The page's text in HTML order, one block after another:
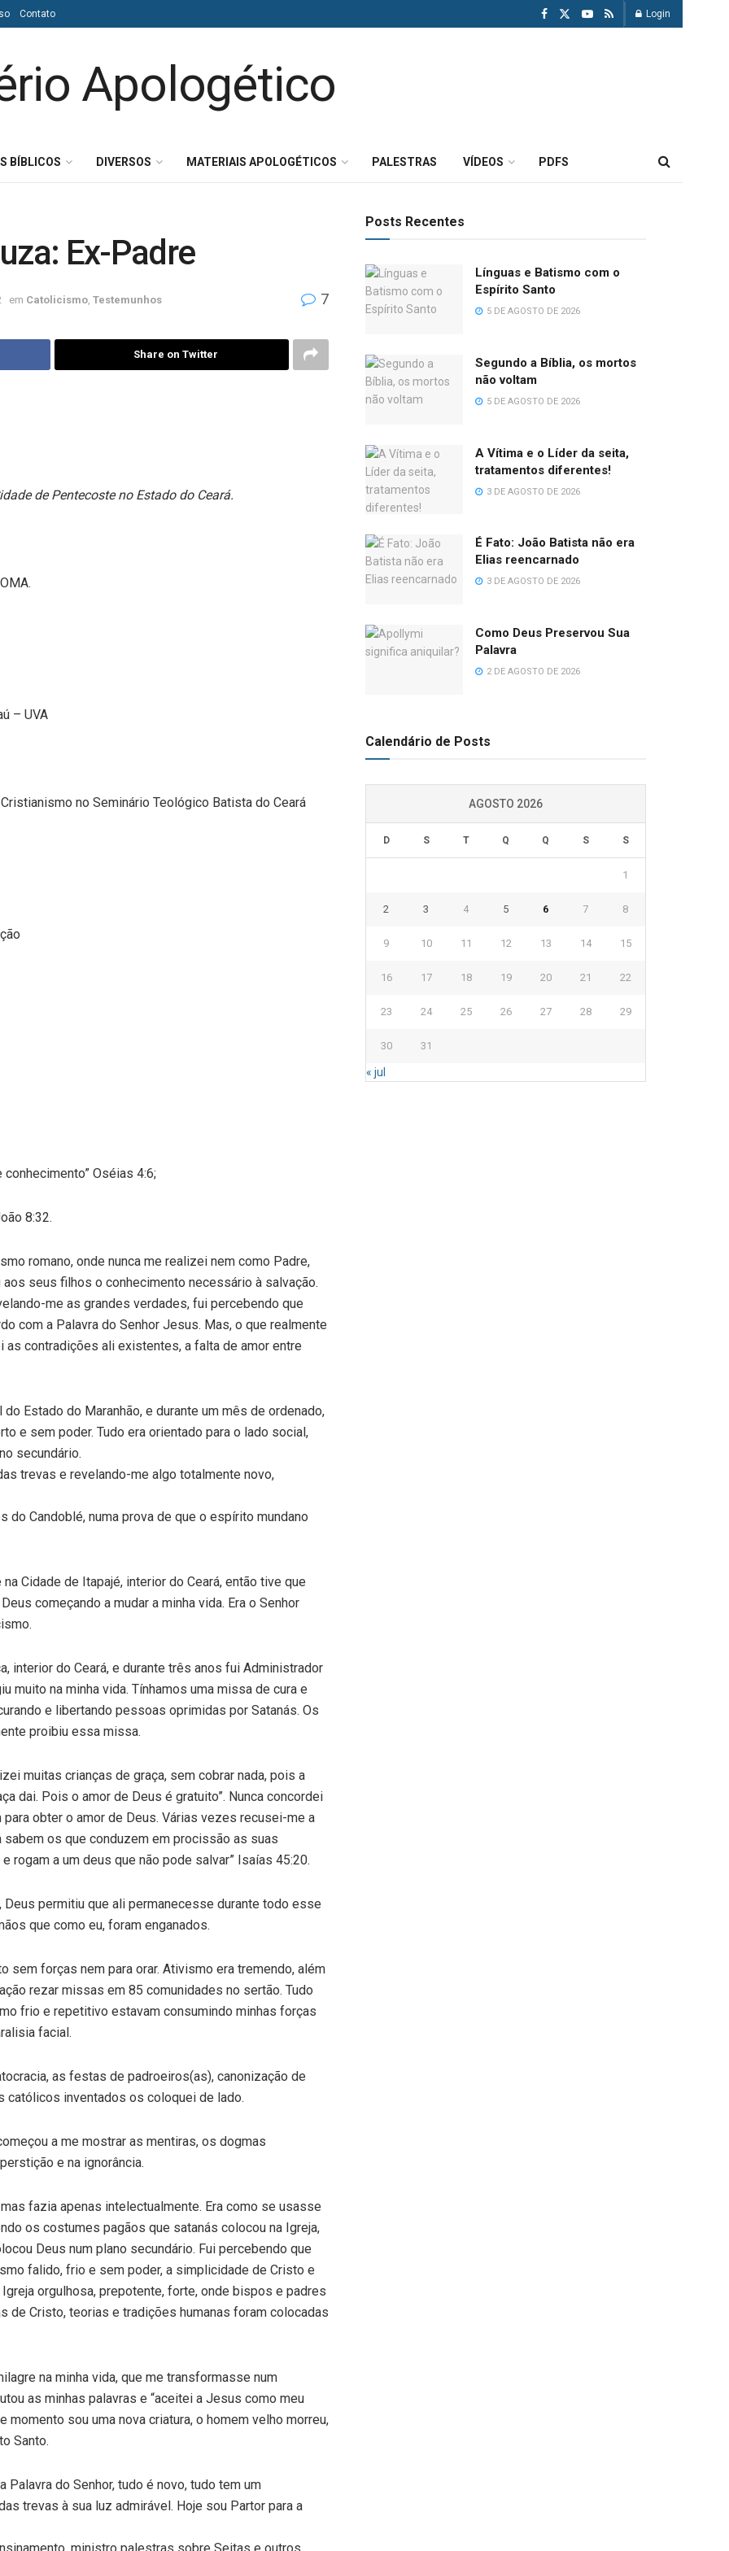
Contato Login
BÍBLICOS DIVERSOS MATERIAIS APOLOGÉTICOS PALESTRAS VÍDEOS PDFS
Ex-Padre
em Catolicismo Testemunhos 7
Share on Twitter
de Pentecoste no Estado do Ceará.
– UVA
no Seminário Teológico Batista do Ceará
Oséias 4:6;
8:32.
romano, onde nunca me realizei nem como Padre,
seus filhos o conhecimento necessário à salvação.
me as grandes verdades, fui percebendo que
com a Palavra do Senhor Jesus. Mas, o que realmente
contradições ali existentes, a falta de amor entre
Estado do Maranhão, e durante um mês de ordenado,
e sem poder. Tudo era orientado para o lado social,
secundário.
trevas e revelando-me algo totalmente novo,
do Candoblé, numa prova de que o espírito mundano
Cidade de Itapajé, interior do Ceará, então tive que
começando a mudar a minha vida. Era o Senhor
interior do Ceará, e durante três anos fui Administrador
muito na minha vida. Tínhamos uma missa de cura e
e libertando pessoas oprimidas por Satanás. Os
proibiu essa missa.
muitas crianças de graça, sem cobrar nada, pois a
dai. Pois o amor de Deus é gratuito”. Nunca concordei
obter o amor de Deus. Várias vezes recusei-me a
os que conduzem em procissão as suas
a um deus que não pode salvar” Isaías 45:20.
permitiu que ali permanecesse durante todo esse
que como eu, foram enganados.
sem forças nem para orar. Ativismo era tremendo, além
rezar missas em 85 comunidades no sertão. Tudo
frio e repetitivo estavam consumindo minhas forças
facial.
as festas de padroeiros(as), canonização de
católicos inventados os coloquei de lado.
a me mostrar as mentiras, os dogmas
e na ignorância.
fazia apenas intelectualmente. Era como se usasse
os costumes pagãos que satanás colocou na Igreja,
Deus num plano secundário. Fui percebendo que
falido, frio e sem poder, a simplicidade de Cristo e
orgulhosa, prepotente, forte, onde bispos e padres
de Cristo, teorias e tradições humanas foram colocadas
na minha vida, que me transformasse num
as minhas palavras e “aceitei a Jesus como meu
momento sou uma nova criatura, o homem velho morreu,
Santo.
do Senhor, tudo é novo, tudo tem um
trevas à sua luz admirável. Hoje sou Partor para a
Posts Recentes
Línguas e Batismo com o
Espírito Santo
5 DE AGOSTO DE 2026
Segundo a Bíblia, os mortos
não voltam
5 DE AGOSTO DE 2026
A Vítima e o Líder da seita,
tratamentos diferentes!
3 DE AGOSTO DE 2026
É Fato: João Batista não era
Elias reencarnado
3 DE AGOSTO DE 2026
Como Deus Preservou Sua
Palavra
2 DE AGOSTO DE 2026
Calendário de Posts
AGOSTO 2026
D S T Q Q S S
1
2 3 4 5 6 7 8
9 10 11 12 13 14 15
16 17 18 19 20 21 22
23 24 25 26 27 28 29
30 31
« jul